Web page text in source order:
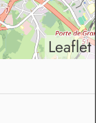
Leaflet